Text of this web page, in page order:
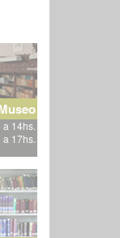
14hs.
17hs.